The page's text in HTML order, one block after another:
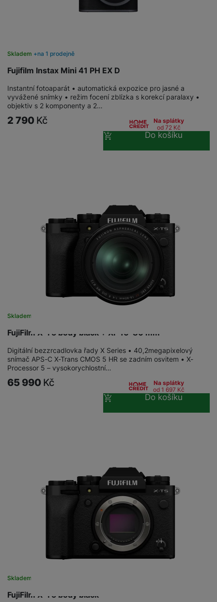
Fujifilm Instax Mini 41 PH EX D
Skladem na 1 prodejně
Instantní fotoaparát • automatická expozice pro jasné a
vyvážené snímky • režim focení zblízka s korekcí paralaxy •
objektiv s 2 komponenty a 2…
2 790 Kč
Na splátky
od 72 Kč
Do košíku
FujiFilm X-T5 body black + XF 16-80 mm
Skladem
Digitální bezzrcadlovka řady X Series • 40,2megapixelový
snímač APS-C X-Trans CMOS 5 HR se zadním osvitem • X-
Processor 5 – vysokorychlostní…
65 990 Kč
Na splátky
od 1 697 Kč
Do košíku
FujiFilm X-T5 body black
Skladem